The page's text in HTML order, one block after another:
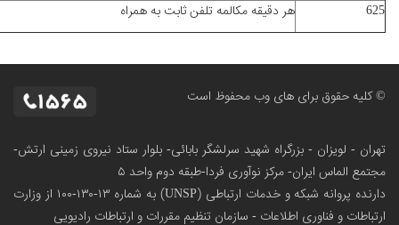
625
هر دقیقه مکالمه تلفن ثابت به همراه
© کلیه حقوق برای های وب محفوظ است
تهران - لویزان - بزرگراه شهید سرلشگر بابائی- بلوار ستاد نیروی زمینی ارتش-
مجتمع الماس ایران- مرکز نوآوری فردا-طبقه دوم واحد ۵
دارنده پروانه شبکه و خدمات ارتباطی (UNSP) به شماره ۱۳-۱۳۰-۱۰۰
از وزارت
ارتباطات و فناوری اطلاعات - سازمان تنظیم مقررات و ارتباطات رادیویی